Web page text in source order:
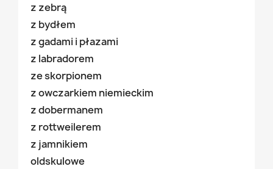
z zebrą
z bydłem
z gadami i płazami
z labradorem
ze skorpionem
z owczarkiem niemieckim
z dobermanem
z rottweilerem
z jamnikiem
oldskulowe